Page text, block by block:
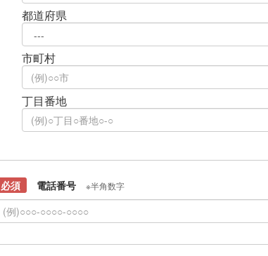
都道府県
市町村
丁目番地
必須 電話番号 ※半角数字